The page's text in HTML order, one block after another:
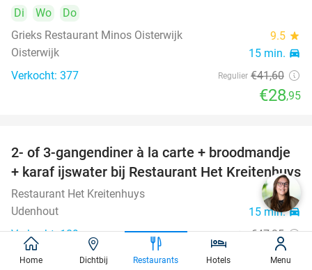
Di Wo
Do
Grieks Restaurant Minos Oisterwijk
9.5 star
Oisterwijk 15 min. directions_car
Verkocht: 377 Regulier €41,60
€28,95
38%
2- of 3-gangendiner à la carte + broodmandje
+ karaf ijswater bij Restaurant Het Kreitenhuys
Restaurant Het Kreitenhuys 9.3star
Udenhout 15 min.directions_car
Verkocht: 189 Regulier €47,35
€29
Home Dichtbij Restaurants Hotels Menu